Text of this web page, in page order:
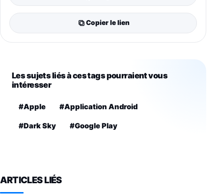
Copier le lien
Les sujets liés à ces tags pourraient vous
intéresser
#Apple #Application Android
#Dark Sky #Google Play
ARTICLES LIÉS